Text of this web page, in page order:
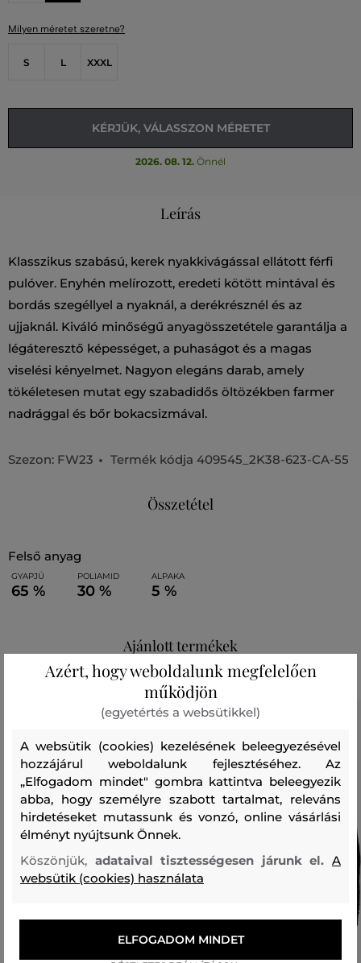
Milyen méretet szeretne?
S L XXXL
KÉRJÜK, VÁLASSZON MÉRETET
2026. 08. 12. Önnél
Leírás
Klasszikus szabású, kerek nyakkivágással ellátott férfi
pulóver. Enyhén melírozott, eredeti kötött mintával és
bordás szegéllyel a nyaknál, a derékrésznél és az
ujjaknál. Kiváló minőségű anyagösszetétele garantálja a
légáteresztő képességet, a puhaságot és a magas
viselési kényelmet. Nagyon elegáns darab, amely
tökéletesen mutat egy szabadidős öltözékben farmer
nadrággal és bőr bokacsizmával.
Szezon: FW23 Termék kódja 409545_2K38-623-CA-55
Összetétel
felső anyag
GYAPJÚ
65 %
POLIAMID
30 %
ALPAKA
5 %
Ajánlott termékek
Azért, hogy weboldalunk megfelelően
működjön
(egyetértés a websütikkel)
A websütik (cookies) kezelésének beleegyezésével
hozzájárul weboldalunk fejlesztéséhez. Az
„Elfogadom mindet" gombra kattintva beleegyezik
abba, hogy személyre szabott tartalmat, releváns
hirdetéseket mutassunk és vonzó, online vásárlási
élményt nyújtsunk Önnek.
Köszönjük, adataival tisztességesen járunk el.A
websütik (cookies) használata
ELFOGADOM MINDET